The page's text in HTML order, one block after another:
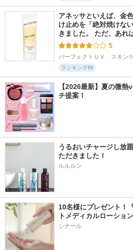
アネッサといえば、金
け止めを「絶対焼けな
きました。 ただ、あれ
5
パーフェクトＵＶ　スキン
ランキングIN
【2026最新】夏の微
チ提案！
うるおいチャージし放
ただきました！
ルルルン
10名様にプレゼント！
トメディカルローション
シナール